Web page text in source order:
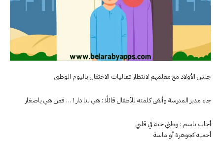
جلس الأولاد مع معلمهم لانتظار فعاليات الاحتفال باليوم الوطني
جاء مدير المدرسة وألقى كلمته للأطفال قائلًا : هي لنا دار ! … فمن هي ياصغار
أجاب باسم : وطني حبه في قلبي
أحميه كجوهرة أو ماسة